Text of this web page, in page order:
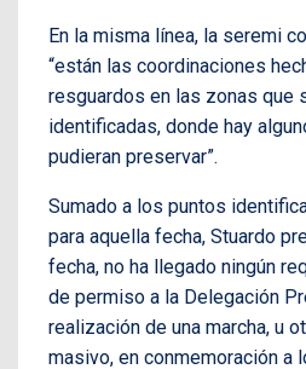
En la misma línea, la seremi
“están las coordinaciones
resguardos en las zonas que
identificadas, donde hay
pudieran preservar”.
Sumado a los puntos
para aquella fecha, Stuardo
fecha, no ha llegado ningún
de permiso a la Delegación
realización de una marcha, u
masivo, en conmemoración a